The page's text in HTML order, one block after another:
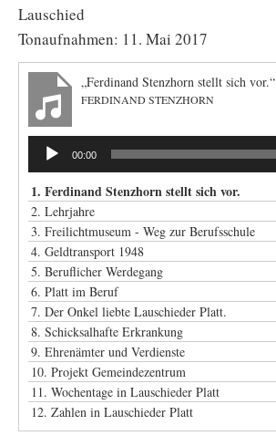
Lauschied
Tonaufnahmen: 11. Mai 2017
„Ferdinand Stenzhorn stellt sich vor.“
FERDINAND STENZHORN
Audio-
Player
00:00
1. Ferdinand Stenzhorn stellt sich vor.
2. Lehrjahre
3. Freilichtmuseum - Weg zur Berufsschule
4. Geldtransport 1948
5. Beruflicher Werdegang
6. Platt im Beruf
7. Der Onkel liebte Lauschieder Platt.
8. Schicksalhafte Erkrankung
9. Ehrenämter und Verdienste
10. Projekt Gemeindezentrum
11. Wochentage in Lauschieder Platt
12. Zahlen in Lauschieder Platt